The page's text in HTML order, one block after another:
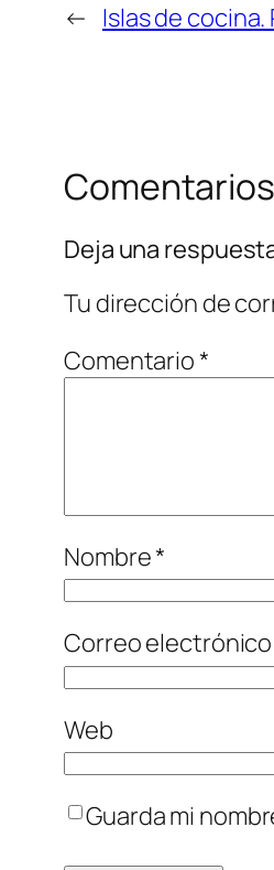
← Islas de
Comentarios
Deja una
Tu dirección de
Comentario*
Nombre*
Correo
Web
Guarda mi